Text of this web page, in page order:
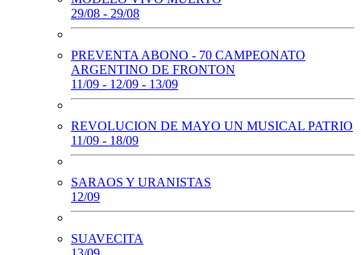
29/08 - 29/08
PREVENTA ABONO - 70 CAMPEONATO
ARGENTINO DE FRONTON
11/09 - 12/09 - 13/09
REVOLUCION DE MAYO UN MUSICAL PATRIO
11/09 - 18/09
SARAOS Y URANISTAS
12/09
SUAVECITA